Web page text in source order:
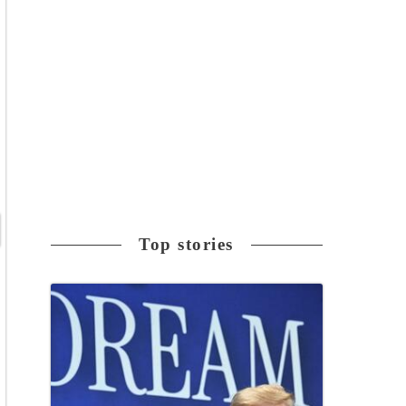
Top stories